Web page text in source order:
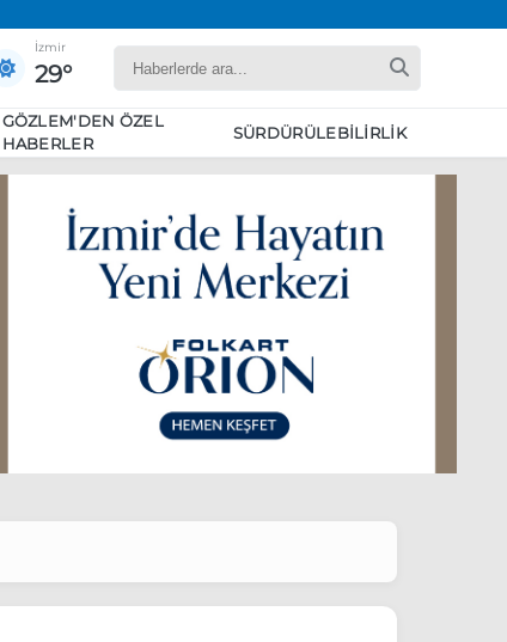
İzmir
29°
GÖZLEM'DEN ÖZEL
HABERLER
SÜRDÜRÜLEBILIRLIK
edecek